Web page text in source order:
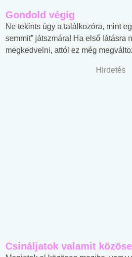
Gondold végig
Ne tekints úgy a találkozóra, mint
semmit” játszmára! Ha első látásra
megkedvelni, attól ez még
Hirdetés
Csináljatok valamit